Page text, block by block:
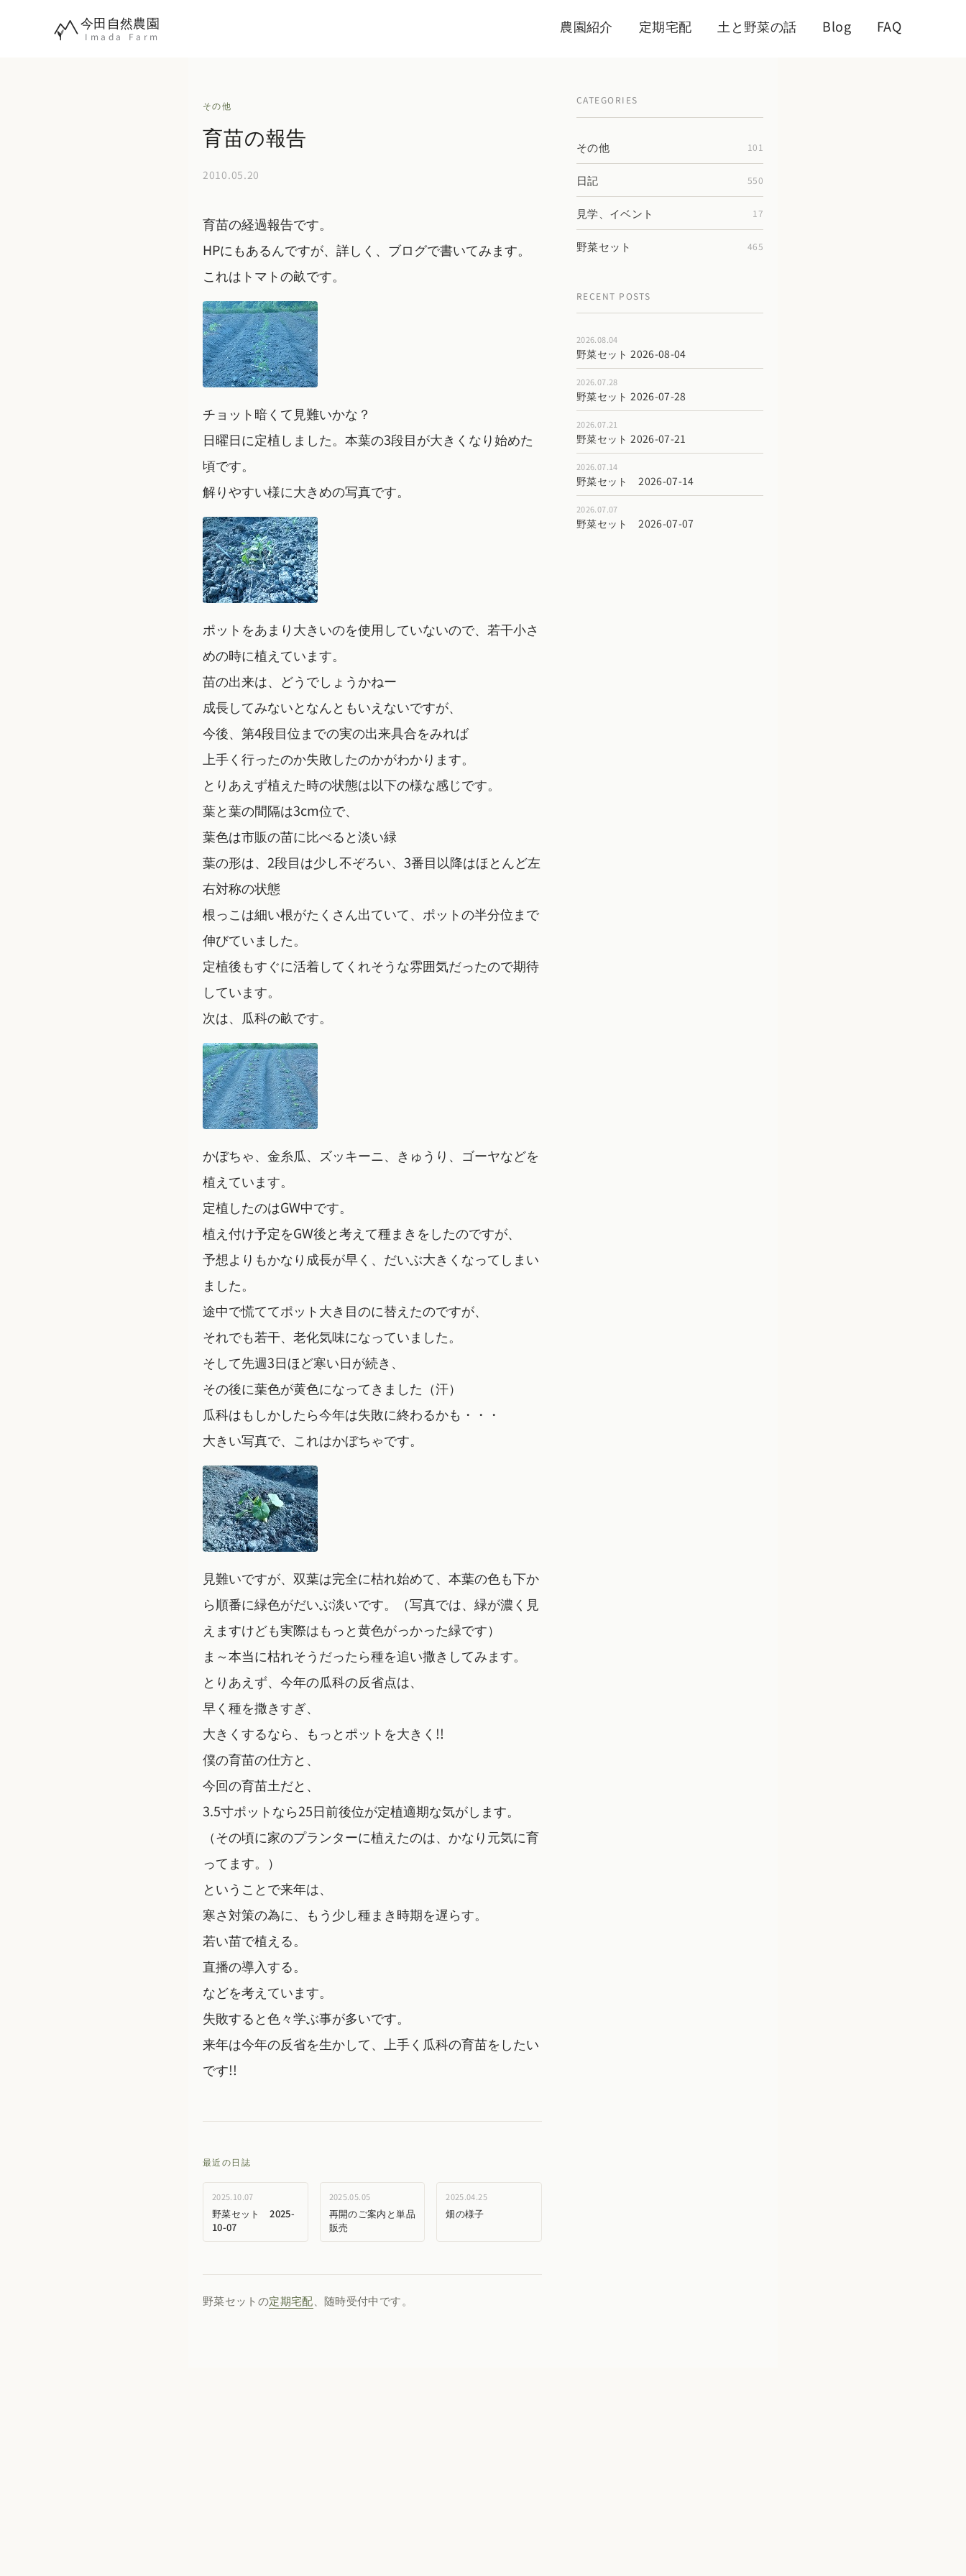
今田自然農園
Imada Farm
農園紹介 定期宅配 土と野菜の話 Blog FAQ
その他
育苗の報告
2010.05.20
育苗の経過報告です。
HPにもあるんですが、詳しく、ブログで書いてみます。
これはトマトの畝です。
チョット暗くて見難いかな？
日曜日に定植しました。本葉の3段目が大きくなり始めた
頃です。
解りやすい様に大きめの写真です。
ポットをあまり大きいのを使用していないので、若干小さ
めの時に植えています。
苗の出来は、どうでしょうかねー
成長してみないとなんともいえないですが、
今後、第4段目位までの実の出来具合をみれば
上手く行ったのか失敗したのかがわかります。
とりあえず植えた時の状態は以下の様な感じです。
葉と葉の間隔は3cm位で、
葉色は市販の苗に比べると淡い緑
葉の形は、2段目は少し不ぞろい、3番目以降はほとんど左
右対称の状態
根っこは細い根がたくさん出ていて、ポットの半分位まで
伸びていました。
定植後もすぐに活着してくれそうな雰囲気だったので期待
しています。
次は、瓜科の畝です。
かぼちゃ、金糸瓜、ズッキーニ、きゅうり、ゴーヤなどを
植えています。
定植したのはGW中です。
植え付け予定をGW後と考えて種まきをしたのですが、
予想よりもかなり成長が早く、だいぶ大きくなってしまい
ました。
途中で慌ててポット大き目のに替えたのですが、
それでも若干、老化気味になっていました。
そして先週3日ほど寒い日が続き、
その後に葉色が黄色になってきました（汗）
瓜科はもしかしたら今年は失敗に終わるかも・・・
大きい写真で、これはかぼちゃです。
見難いですが、双葉は完全に枯れ始めて、本葉の色も下か
ら順番に緑色がだいぶ淡いです。（写真では、緑が濃く見
えますけども実際はもっと黄色がっかった緑です）
ま～本当に枯れそうだったら種を追い撒きしてみます。
とりあえず、今年の瓜科の反省点は、
早く種を撒きすぎ、
大きくするなら、もっとポットを大きく!!
僕の育苗の仕方と、
今回の育苗土だと、
3.5寸ポットなら25日前後位が定植適期な気がします。
（その頃に家のプランターに植えたのは、かなり元気に育
ってます。）
ということで来年は、
寒さ対策の為に、もう少し種まき時期を遅らす。
若い苗で植える。
直播の導入する。
などを考えています。
失敗すると色々学ぶ事が多いです。
来年は今年の反省を生かして、上手く瓜科の育苗をしたい
です!!
最近の日誌
2025.10.07
野菜セット 2025-
10-07
2025.05.05
再開のご案内と単品
販売
2025.04.25
畑の様子
野菜セットの定期宅配 、随時受付中です。
CATEGORIES
その他 101
日記 550
見学、イベント 17
野菜セット 465
RECENT POSTS
2026.08.04
野菜セット 2026-08-04
2026.07.28
野菜セット 2026-07-28
2026.07.21
野菜セット 2026-07-21
2026.07.14
野菜セット 2026-07-14
2026.07.07
野菜セット 2026-07-07